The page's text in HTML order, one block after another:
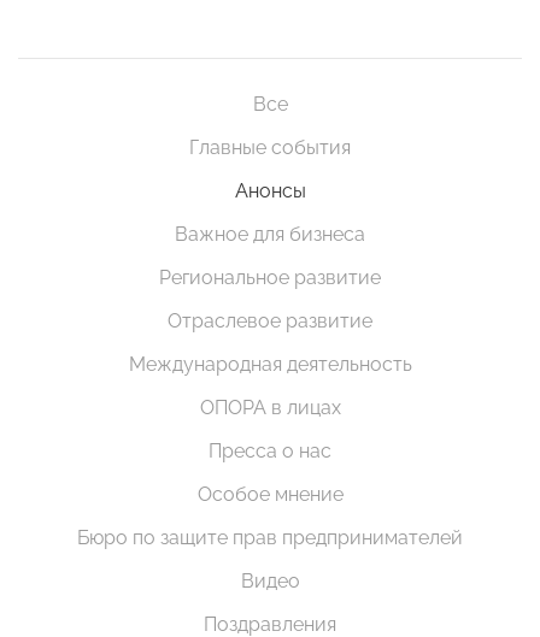
Все
Главные события
Анонсы
Важное для бизнеса
Региональное развитие
Отраслевое развитие
Международная деятельность
ОПОРА в лицах
Пресса о нас
Особое мнение
Бюро по защите прав предпринимателей
Видео
Поздравления